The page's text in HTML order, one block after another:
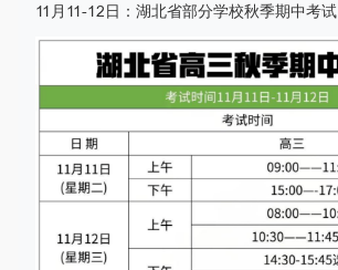
11月11-12日：湖北省部分学校秋季期中考试